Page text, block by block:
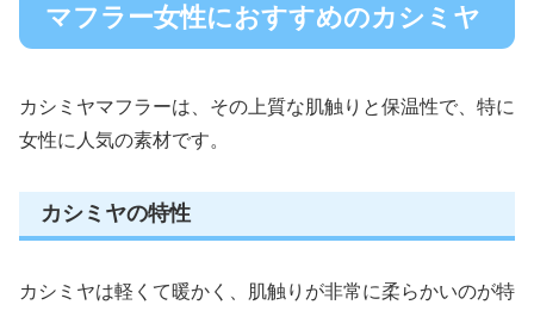
マフラー女性におすすめのカシミヤ
カシミヤマフラーは、その上質な肌触りと保温性で、特に
女性に人気の素材です。
カシミヤの特性
カシミヤは軽くて暖かく、肌触りが非常に柔らかいのが特